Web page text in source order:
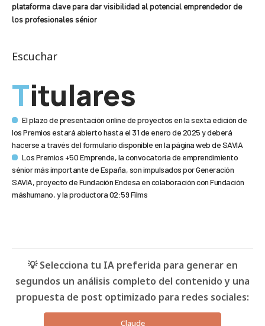
plataforma clave para dar visibilidad al potencial emprendedor de
los profesionales sénior
Escuchar
Titulares
El plazo de presentación online de proyectos en la sexta edición de
los Premios estará abierto hasta el 31 de enero de 2025 y deberá
hacerse a través del formulario disponible en la página web de SAVIA
Los Premios +50 Emprende, la convocatoria de emprendimiento
sénior más importante de España, son impulsados por Generación
SAVIA, proyecto de Fundación Endesa en colaboración con Fundación
máshumano, y la productora 02:59 Films
💡 Selecciona tu IA preferida para generar en
segundos un análisis completo del contenido y una
propuesta de post optimizado para redes sociales:
Claude